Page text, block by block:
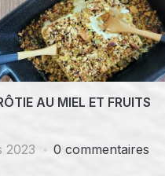
AU MIEL ET FRUITS
2023
0 commentaires